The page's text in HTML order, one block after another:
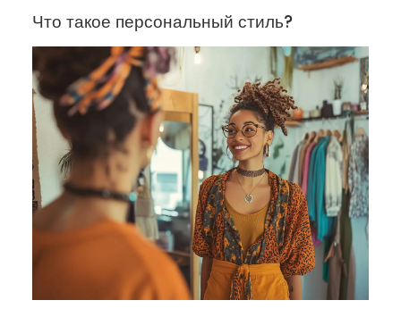
Что такое персональный стиль?